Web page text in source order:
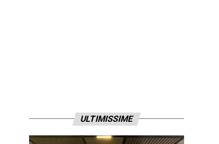
ULTIMISSIME